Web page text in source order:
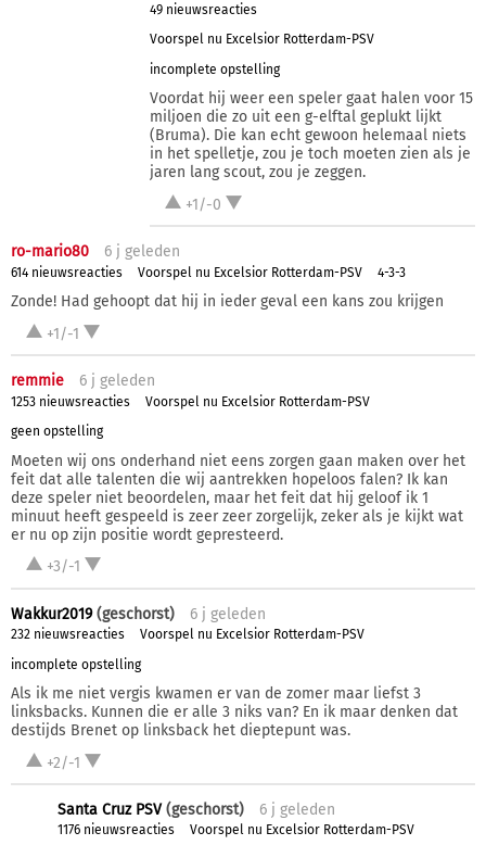
49 nieuwsreacties
Voorspel nu Excelsior Rotterdam-PSV
incomplete opstelling
Voordat hij weer een speler gaat halen voor 15
miljoen die zo uit een g-elftal geplukt lijkt
(Bruma). Die kan echt gewoon helemaal niets
in het spelletje, zou je toch moeten zien als je
jaren lang scout, zou je zeggen.
+1/-0
ro-mario80 6 j geleden
614 nieuwsreacties Voorspel nu Excelsior Rotterdam-PSV 4-3-3
Zonde! Had gehoopt dat hij in ieder geval een kans zou krijgen
+1/-1
remmie 6 j geleden
1253 nieuwsreacties
Voorspel nu Excelsior Rotterdam-PSV
geen opstelling
Moeten wij ons onderhand niet eens zorgen gaan maken over het
feit dat alle talenten die wij aantrekken hopeloos falen? Ik kan
deze speler niet beoordelen, maar het feit dat hij geloof ik 1
minuut heeft gespeeld is zeer zeer zorgelijk, zeker als je kijkt wat
er nu op zijn positie wordt gepresteerd.
+3/-1
Wakkur2019(geschorst) 6 j geleden
232 nieuwsreacties
Voorspel nu Excelsior Rotterdam-PSV
incomplete opstelling
Als ik me niet vergis kwamen er van de zomer maar liefst 3
linksbacks. Kunnen die er alle 3 niks van? En ik maar denken dat
destijds Brenet op linksback het dieptepunt was.
+2/-1
Santa Cruz PSV(geschorst) 6 j geleden
1176 nieuwsreacties Voorspel nu Excelsior Rotterdam-PSV